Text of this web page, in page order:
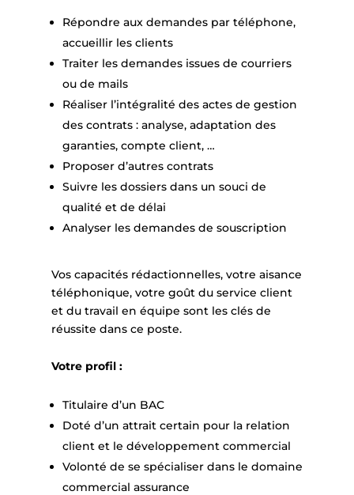
Répondre aux demandes par téléphone,
accueillir les clients
Traiter les demandes issues de courriers
ou de mails
Réaliser l’intégralité des actes de gestion
des contrats : analyse, adaptation des
garanties, compte client, …
Proposer d’autres contrats
Suivre les dossiers dans un souci de
qualité et de délai
Analyser les demandes de souscription
Vos capacités rédactionnelles, votre aisance
téléphonique, votre goût du service client
et du travail en équipe sont les clés de
réussite dans ce poste.
Votre profil :
Titulaire d’un BAC
Doté d’un attrait certain pour la relation
client et le développement commercial
Volonté de se spécialiser dans le domaine
commercial assurance